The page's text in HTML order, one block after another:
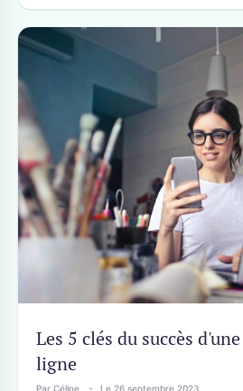
Les 5 clés du succès
ligne
Par Céline Le 26 septembre 2023